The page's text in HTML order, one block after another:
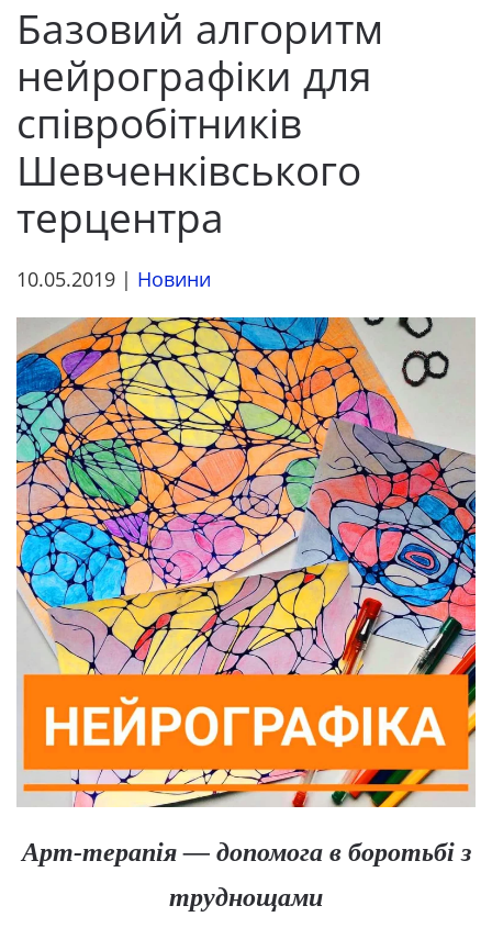
Базовий алгоритм
нейрографіки для
співробітників
Шевченківського
терцентра
10.05.2019 | Новини
Арт-терапія — допомога в боротьбі з
труднощами